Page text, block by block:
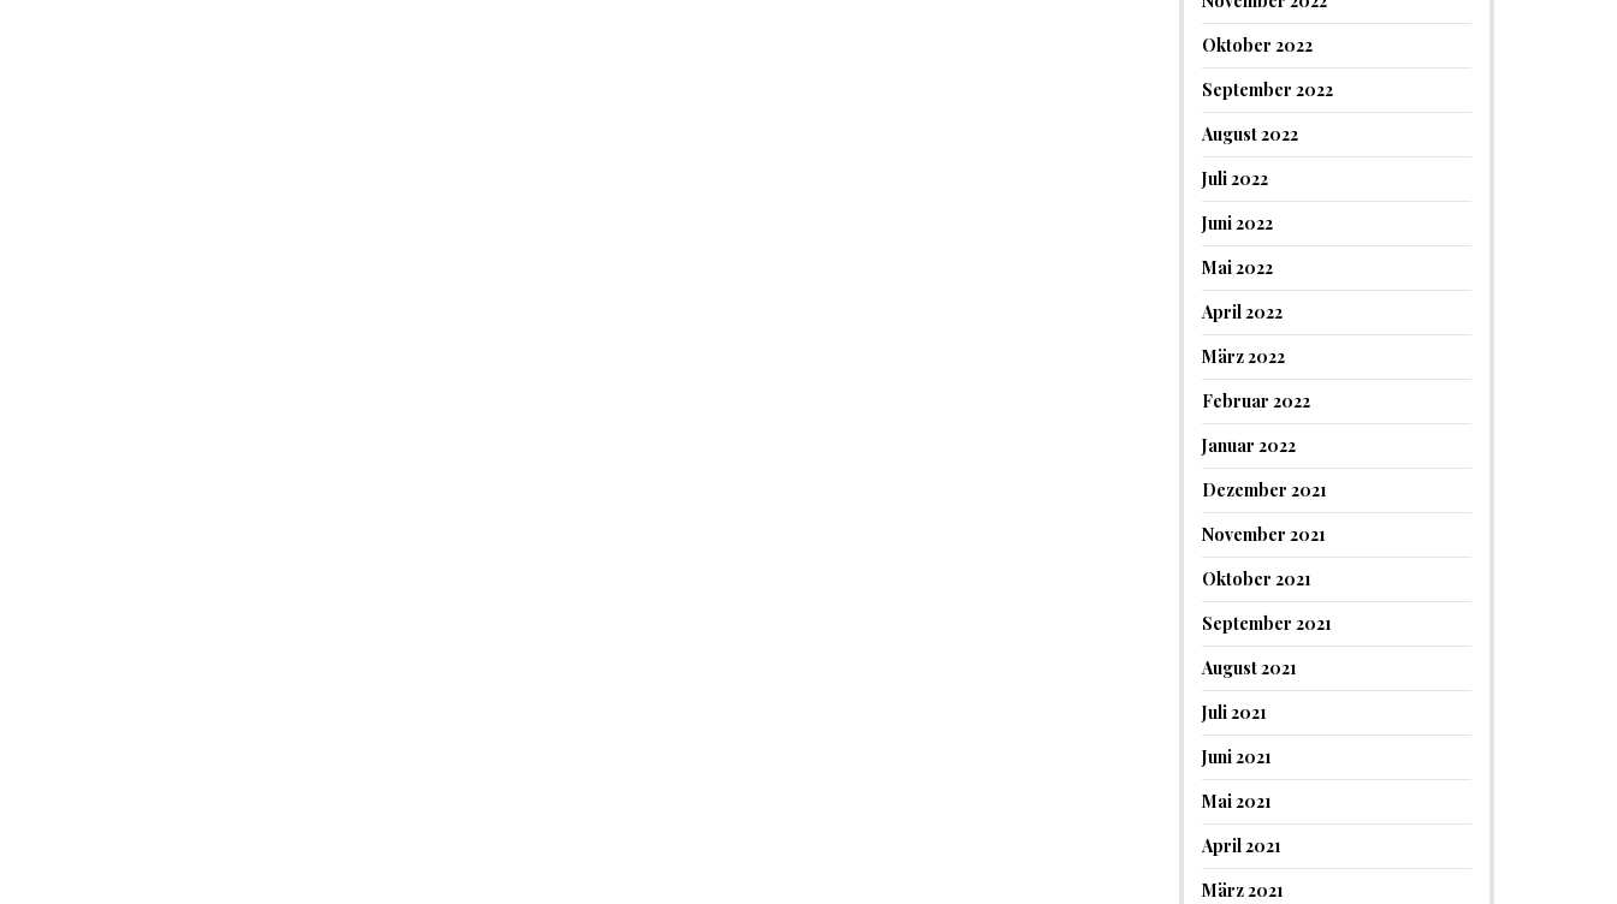
Oktober 2022
September 2022
August 2022
Juli 2022
Juni 2022
Mai 2022
April 2022
März 2022
Februar 2022
Januar 2022
Dezember 2021
November 2021
Oktober 2021
September 2021
August 2021
Juli 2021
Juni 2021
Mai 2021
April 2021
März 2021